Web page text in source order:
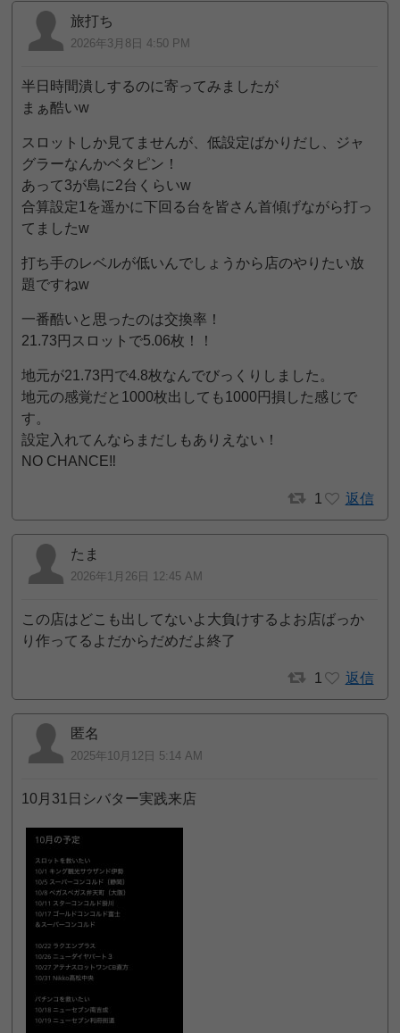
旅打ち
2026年3月8日 4:50 PM
半日時間潰しするのに寄ってみましたが
まぁ酷いw
スロットしか見てませんが、低設定ばかりだし、ジャ
グラーなんかベタピン！
あって3が島に2台くらいw
合算設定1を遥かに下回る台を皆さん首傾げながら打っ
てましたw
打ち手のレベルが低いんでしょうから店のやりたい放
題ですねw
一番酷いと思ったのは交換率！
21.73円スロットで5.06枚！！
地元が21.73円で4.8枚なんでびっくりしました。
地元の感覚だと1000枚出しても1000円損した感じで
す。
設定入れてんならまだしもありえない！
NO CHANCE‼️
1 返信
たま
2026年1月26日 12:45 AM
この店はどこも出してないよ大負けするよお店ばっか
り作ってるよだからだめだよ終了
1 返信
匿名
2025年10月12日 5:14 AM
10月31日シバター実践来店